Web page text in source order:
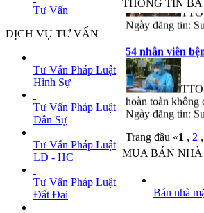
Tư Vấn
DỊCH VỤ TƯ VẤN
Tư Vấn Pháp Luật
Hình Sự
Tư Vấn Pháp Luật
Dân Sự
Tư Vấn Pháp Luật
LĐ - HC
Tư Vấn Pháp Luật
Đất Đai
THÔNG TINTTO
Ngày đăng tin:
54 nhân viên
TTO
hoàn toàn
Ngày đăng tin:
Trang đầu «1 , 2 ,
MUA BÁN
Bán nhà